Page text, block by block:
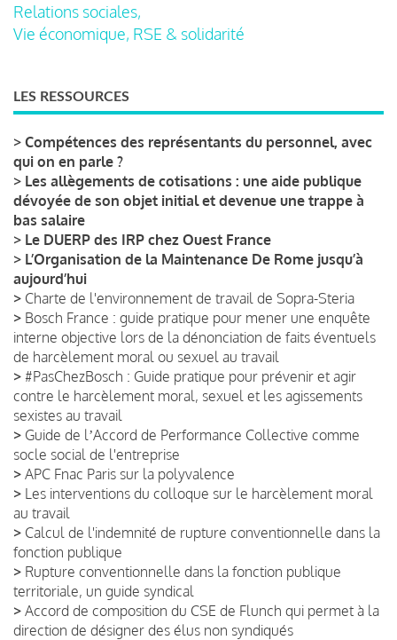
Relations sociales,
Vie économique, RSE & solidarité
LES RESSOURCES
> Compétences des représentants du personnel, avec
qui on en parle ?
> Les allègements de cotisations : une aide publique
dévoyée de son objet initial et devenue une trappe à
bas salaire
> Le DUERP des IRP chez Ouest France
> L’Organisation de la Maintenance De Rome jusqu’à
aujourd’hui
> Charte de l'environnement de travail de Sopra-Steria
> Bosch France : guide pratique pour mener une enquête
interne objective lors de la dénonciation de faits éventuels
de harcèlement moral ou sexuel au travail
> #PasChezBosch : Guide pratique pour prévenir et agir
contre le harcèlement moral, sexuel et les agissements
sexistes au travail
> Guide de lʼAccord de Performance Collective comme
socle social de l'entreprise
> APC Fnac Paris sur la polyvalence
> Les interventions du colloque sur le harcèlement moral
au travail
> Calcul de l'indemnité de rupture conventionnelle dans la
fonction publique
> Rupture conventionnelle dans la fonction publique
territoriale, un guide syndical
> Accord de composition du CSE de Flunch qui permet à la
direction de désigner des élus non syndiqués